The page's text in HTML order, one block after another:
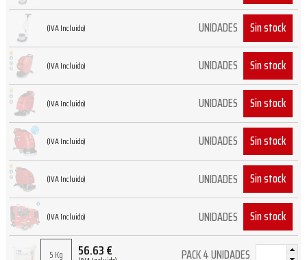
(IVA Incluido) UNIDADES Sin stock
(IVA Incluido) UNIDADES Sin stock
(IVA Incluido) UNIDADES Sin stock
(IVA Incluido) UNIDADES Sin stock
(IVA Incluido) UNIDADES Sin stock
(IVA Incluido) UNIDADES Sin stock
5 Kg 56.63€ PACK 4 UNIDADES